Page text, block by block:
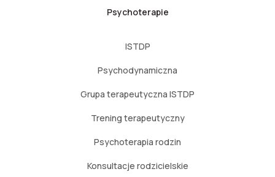
Psychoterapie
ISTDP
Psychodynamiczna
Grupa terapeutyczna ISTDP
Trening terapeutyczny
Psychoterapia rodzin
Konsultacje rodzicielskie